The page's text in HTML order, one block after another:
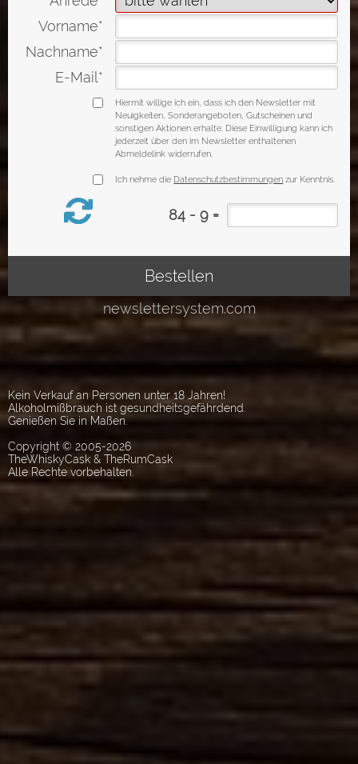
Kein Verkauf an Personen unter 18 Jahren!
Alkoholmißbrauch ist gesundheitsgefährdend.
Genießen Sie in Maßen.
Copyright © 2005-2026
TheWhiskyCask & TheRumCask
Alle Rechte vorbehalten.